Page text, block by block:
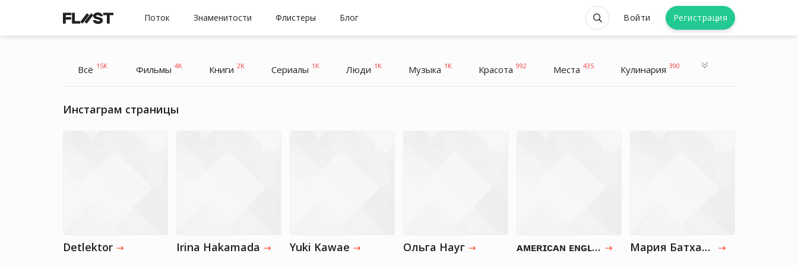
Поток Знаменитости Флистеры Блог Войти Регистрация
Всё 15K Фильмы 4K Книги 2K Cериалы 1K Люди 1K Музыка 1K Красота 992 Места 435 Кулинария 390
Инстаграм страницы
Detlektor Irina Hakamada Yuki Kawae Ольга Науг ᴀᴍᴇʀɪᴄᴀɴ ᴇɴɢʟɪsʜ Мария Батхан АНГЛИЙСКИЙ